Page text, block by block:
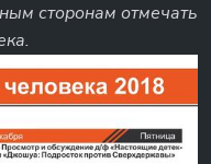
сторонам отмечать